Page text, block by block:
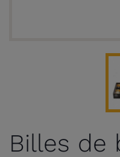
Billes de